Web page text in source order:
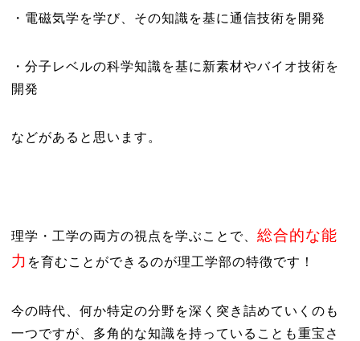
・電磁気学を学び、その知識を基に通信技術を開発
・分子レベルの科学知識を基に新素材やバイオ技術を
開発
などがあると思います。
理学・工学の両方の視点を学ぶことで、 総合的な能
力 を育むことができるのが理工学部の特徴です！
今の時代、何か特定の分野を深く突き詰めていくのも
一つですが、多角的な知識を持っていることも重宝さ